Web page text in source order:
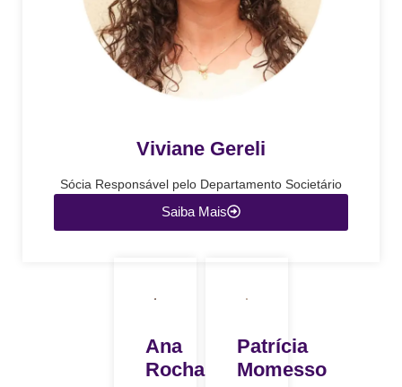
Viviane Gereli
Sócia Responsável pelo Departamento Societário
Saiba Mais
Ana
Rocha
Patrícia
Momesso